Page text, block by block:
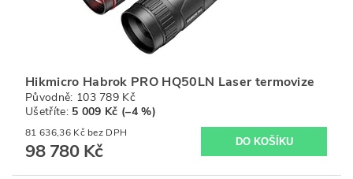
Hikmicro Habrok PRO HQ50LN Laser termovize
Původně: 103 789 Kč
Ušetříte: 5 009 Kč (–4 %)
81 636,36 Kč bez DPH
98 780 Kč